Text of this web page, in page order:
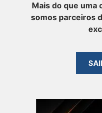
Mais do que uma
somos parceiros